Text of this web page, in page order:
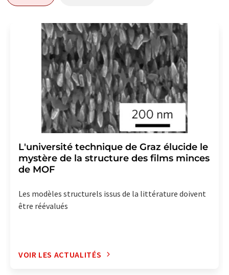
L'université technique de Graz élucide le
mystère de la structure des films minces
de MOF
Les modèles structurels issus de la littérature doivent
être réévalués
VOIR LES ACTUALITÉS